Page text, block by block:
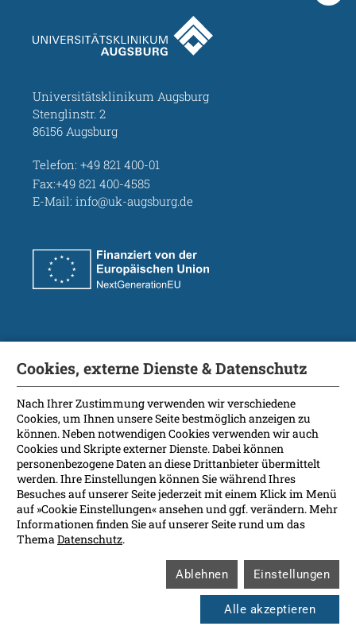
Universitätsklinikum Augsburg
Stenglinstr. 2
86156 Augsburg
Telefon: +49 821 400-01
Fax:+49 821 400-4585
E-Mail: info@uk-augsburg.de
Kontakt
Anreise
Impressum
Datenschutz
Cookies, externe Dienste & Datenschutz
Nach Ihrer Zustimmung verwenden wir verschiedene
Cookies, um Ihnen unsere Seite bestmöglich anzeigen zu
können. Neben notwendigen Cookies verwenden wir auch
Cookies und Skripte externer Dienste. Dabei können
personenbezogene Daten an diese Drittanbieter übermittelt
werden. Ihre Einstellungen können Sie während Ihres
Besuches auf unserer Seite jederzeit mit einem Klick im Menü
auf »Cookie Einstellungen« ansehen und ggf. verändern. Mehr
Informationen finden Sie auf unserer Seite rund um das
ThemaDatenschutz.
Ablehnen Einstellungen
Alle akzeptieren